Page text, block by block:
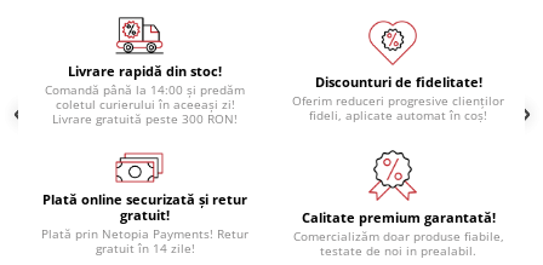
Termostate
Ecrane LCD, TFT, OLED
Motoare si variatoare
Motoare
Variatoare turatie motoare
Surse de alimentare
Alimentatoare AC-DC
Livrare rapidă din stoc!
Comandă până la 14:00 și predăm
coletul curierului în aceeași zi!
Livrare gratuită peste 300 RON!
Discounturi de fidelitate!
Oferim reduceri progresive clienților
fideli, aplicate automat în coș!
Plată online securizată și retur
gratuit!
Plată prin Netopia Payments! Retur
gratuit în 14 zile!
Calitate premium garantată!
Comercializăm doar produse fiabile,
testate de noi in prealabil.